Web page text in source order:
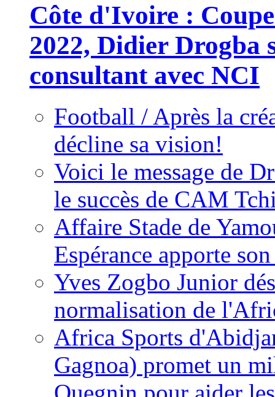
Côte d'Ivoire :
2022, Didier Drogba
consultant avec NCI
Football / Après la
décline sa vision!
Voici le message de
le succès de CAM
Affaire Stade de
Espérance apporte
Yves Zogbo Junior
normalisation de
Africa Sports
Gagnoa) promet un